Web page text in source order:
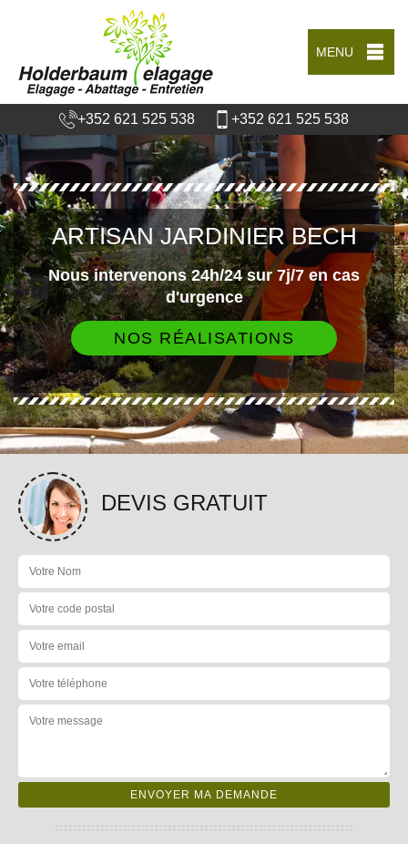
MENU
+352 621 525 538 +352 621 525 538
ARTISAN JARDINIER BECH
Nous intervenons 24h/24 sur 7j/7 en cas
d'urgence
NOS RÉALISATIONS
DEVIS GRATUIT